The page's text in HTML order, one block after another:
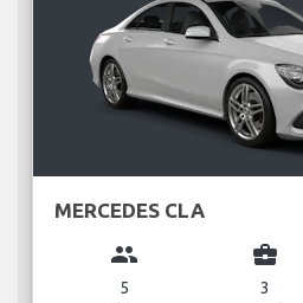
MERCEDES CLA
group
5
business_center
3